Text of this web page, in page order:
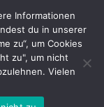
| Copyright © 2013 -
Informationen
du in unserer
zu“, um Cookies
zu", um nicht
Vielen